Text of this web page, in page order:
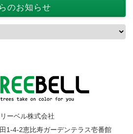
のお知らせ
ーベル株式会社
1-4-2恵比寿ガーデンテラス壱番館